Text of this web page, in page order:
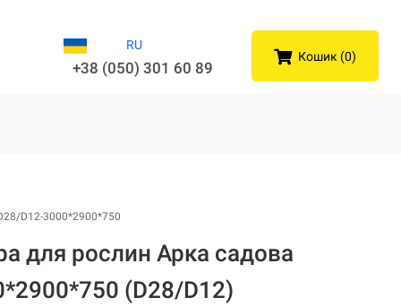
RU
+38 (050) 301 60 89
Кошик (0)
D12-3000*2900*750
для рослин Арка садова
(D28/D12)